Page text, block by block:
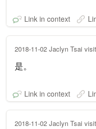
Link in context
2018-11-02 Jaclyn Tsai visit
是。
Link in context
2018-11-02 Jaclyn Tsai visit